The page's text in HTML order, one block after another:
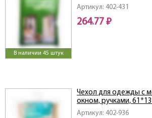
В наличии 45 штук
Артикул: 402-431
264.77 ₽
Артикул: 402-936
Чехол для одежды с
окном, ручками,
материал+ПВХ